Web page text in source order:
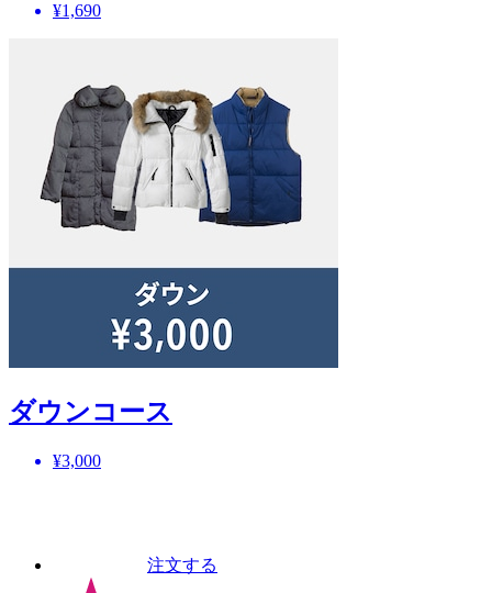
¥1,690
ダウンコース
¥3,000
注文する